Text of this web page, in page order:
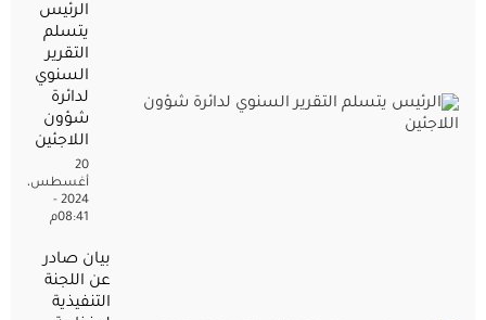
الرئيس
يتسلم
التقرير
السنوي
لدائرة
شؤون
اللاجئين
20
أغسطس،
2024 -
08:41م
بيان صادر
عن اللجنة
التنفيذية